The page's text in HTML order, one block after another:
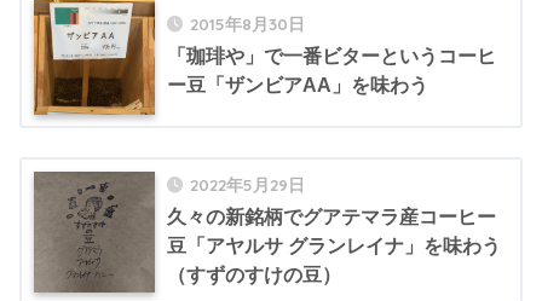
2015年8月30日
「珈琲や」で一番ビターというコーヒ
ー豆「ザンビアAA」を味わう
2022年5月29日
久々の新銘柄でグアテマラ産コーヒー
豆「アヤルサ グランレイナ」を味わう
（すずのすけの豆）